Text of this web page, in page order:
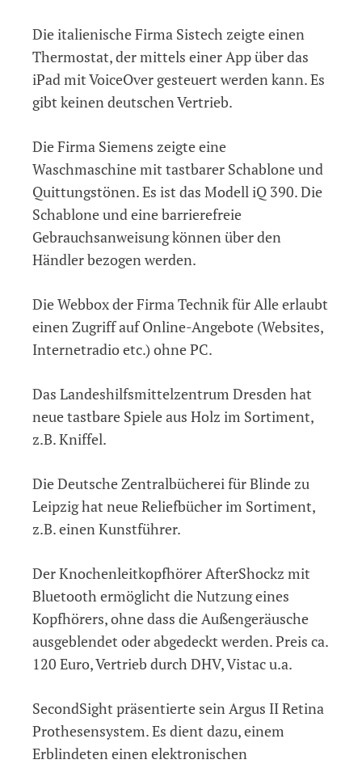
Die italienische Firma Sistech zeigte einen
Thermostat, der mittels einer App über das
iPad mit VoiceOver gesteuert werden kann. Es
gibt keinen deutschen Vertrieb.
Die Firma Siemens zeigte eine
Waschmaschine mit tastbarer Schablone und
Quittungstönen. Es ist das Modell iQ 390. Die
Schablone und eine barrierefreie
Gebrauchsanweisung können über den
Händler bezogen werden.
Die Webbox der Firma Technik für Alle erlaubt
einen Zugriff auf Online-Angebote (Websites,
Internetradio etc.) ohne PC.
Das Landeshilfsmittelzentrum Dresden hat
neue tastbare Spiele aus Holz im Sortiment,
z.B. Kniffel.
Die Deutsche Zentralbücherei für Blinde zu
Leipzig hat neue Reliefbücher im Sortiment,
z.B. einen Kunstführer.
Der Knochenleitkopfhörer AfterShockz mit
Bluetooth ermöglicht die Nutzung eines
Kopfhörers, ohne dass die Außengeräusche
ausgeblendet oder abgedeckt werden. Preis ca.
120 Euro, Vertrieb durch DHV, Vistac u.a.
SecondSight präsentierte sein Argus II Retina
Prothesensystem. Es dient dazu, einem
Erblindeten einen elektronischen